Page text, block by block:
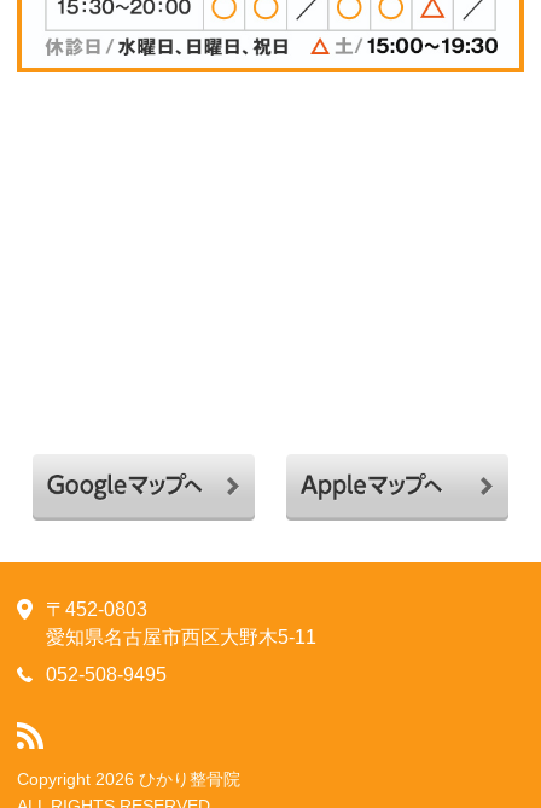
〒452-0803
愛知県名古屋市西区大野木5-11
052-508-9495
Copyright 2026 ひかり整骨院